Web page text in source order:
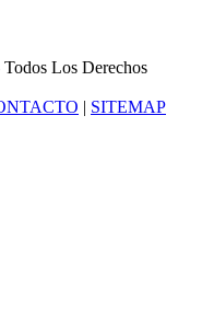
Los Derechos
| SITEMAP